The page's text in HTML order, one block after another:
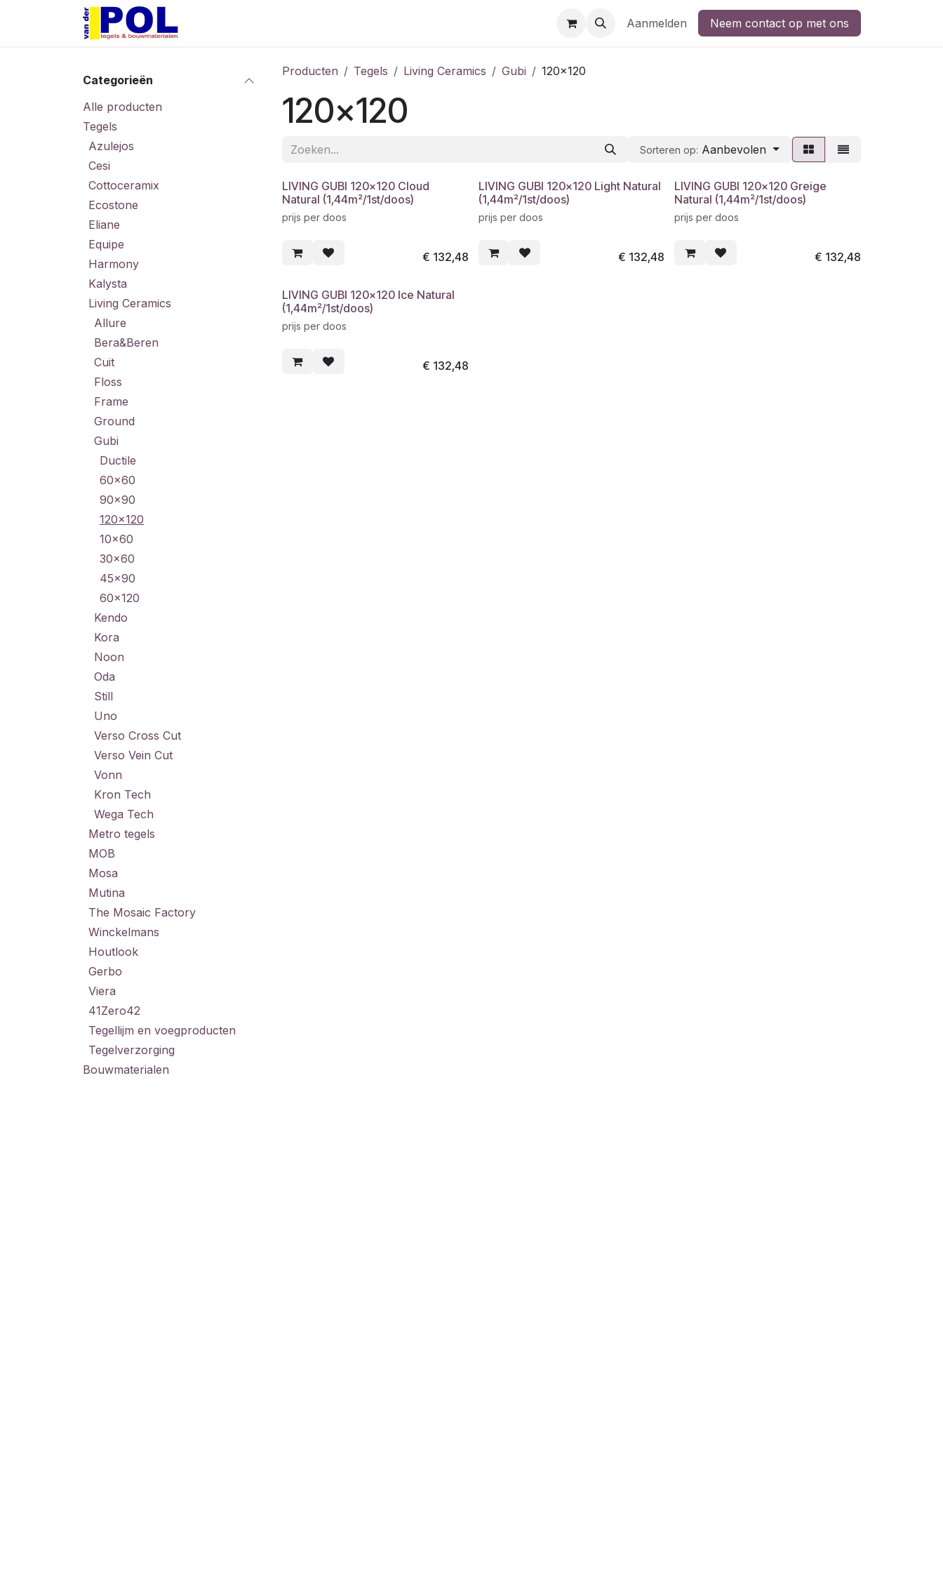
Overslaan naar inhoud
Aanmelden Neem contact op met ons
Categorieën
Alle producten
Tegels
Azulejos
Cesi
Cottoceramix
Ecostone
Eliane
Equipe
Harmony
Kalysta
Living Ceramics
Allure
Bera&Beren
Cuit
Floss
Frame
Ground
Gubi
Ductile
60x60
90x90
120x120
10x60
30x60
45x90
60x120
Kendo
Kora
Noon
Oda
Still
Uno
Verso Cross Cut
Verso Vein Cut
Vonn
Kron Tech
Wega Tech
Metro tegels
MOB
Mosa
Mutina
The Mosaic Factory
Winckelmans
Houtlook
Gerbo
Viera
41Zero42
Tegellijm en voegproducten
Tegelverzorging
Bouwmaterialen
Producten Tegels Living Ceramics Gubi 120x120
120x120
Sorteren op: Aanbevolen
LIVING GUBI 120x120 Cloud
Natural (1,44m²/1st/doos)
prijs per doos
€ 132,48
LIVING GUBI 120x120 Light Natural
(1,44m²/1st/doos)
prijs per doos
€ 132,48
LIVING GUBI 120x120 Greige
Natural (1,44m²/1st/doos)
prijs per doos
€ 132,48
LIVING GUBI 120x120 Ice Natural
(1,44m²/1st/doos)
prijs per doos
€ 132,48